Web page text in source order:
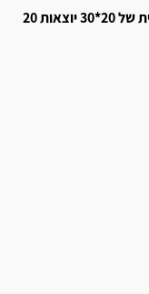
גלידוניות מסקרפונה שוקולד ושקדים ( מתבנית של 20*30 יוצאות 20